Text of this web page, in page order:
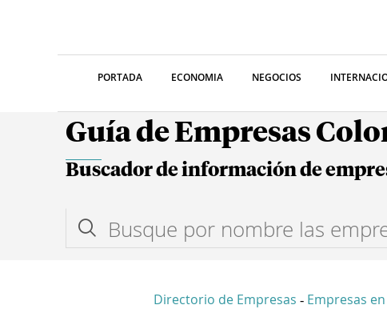
PORTADA ECONOMIA NEGOCIOS
Guía de Empresas
Buscador de información de
Directorio de Empresas - Empresas